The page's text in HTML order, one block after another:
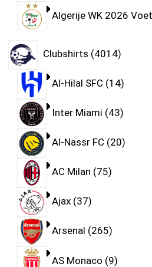
Algerije WK 2026
Clubshirts 4014
Al-Hilal SFC 14
Inter Miami 43
Al-Nassr FC 20
AC Milan 75
Ajax 37
Arsenal 265
AS Monaco 9